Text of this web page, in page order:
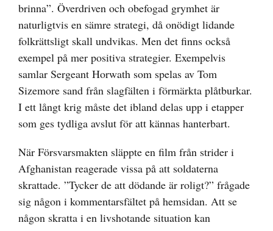
brinna”. Överdriven och obefogad grymhet är
naturligtvis en sämre strategi, då onödigt lidande
folkrättsligt skall undvikas. Men det finns också
exempel på mer positiva strategier. Exempelvis
samlar Sergeant Horwath som spelas av Tom
Sizemore sand från slagfälten i förmärkta plåtburkar.
I ett långt krig måste det ibland delas upp i etapper
som ges tydliga avslut för att kännas hanterbart.
När Försvarsmakten släppte en film från strider i
Afghanistan reagerade vissa på att soldaterna
skrattade. ”Tycker de att dödande är roligt?” frågade
sig någon i kommentarsfältet på hemsidan. Att se
någon skratta i en livshotande situation kan